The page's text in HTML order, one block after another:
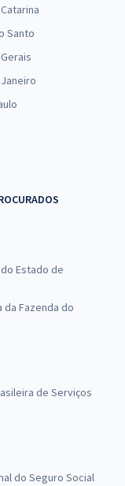
Santo
Estado de
da Fazenda do
de Serviços
do Seguro Social